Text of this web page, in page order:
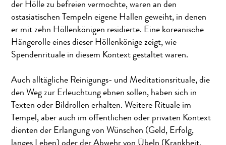
der Hölle zu befreien vermochte, waren an den
ostasiatischen Tempeln eigene Hallen geweiht, in denen
er mit zehn Höllenkönigen residierte. Eine koreanische
Hängerolle eines dieser Höllenkönige zeigt, wie
Spendenrituale in diesem Kontext gestaltet waren.
Auch alltägliche Reinigungs- und Meditationsrituale, die
den Weg zur Erleuchtung ebnen sollen, haben sich in
Texten oder Bildrollen erhalten. Weitere Rituale im
Tempel, aber auch im öffentlichen oder privaten Kontext
dienten der Erlangung von Wünschen (Geld, Erfolg,